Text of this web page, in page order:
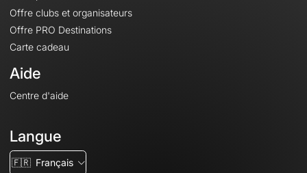
Offre clubs et organisateurs
Offre PRO Destinations
Carte cadeau
Aide
Centre d'aide
Langue
🇫🇷 Français